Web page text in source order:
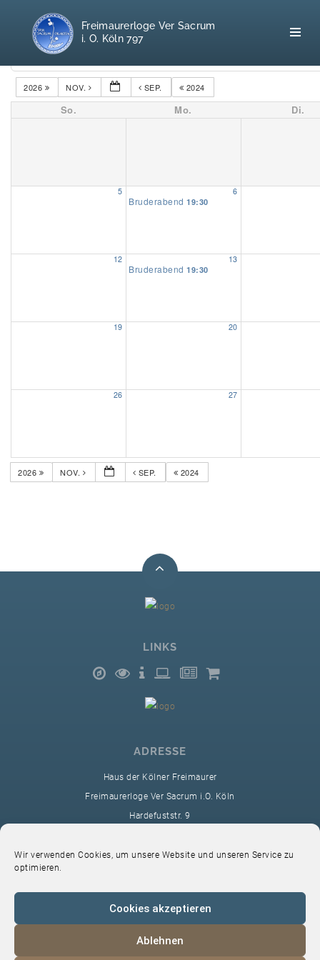
Wir verwenden Cookies, um unsere Website und unseren Service zu
optimieren.
Cookies akzeptieren
Ablehnen
Freimaurerloge Ver Sacrum
i. O. Köln 797
Kategorien
2024
SEP.
NOV.
2026
So. Mo. Di.
5 6
Bruderabend 19:30
12 13
Bruderabend 19:30
19 20
26 27
2024
SEP.
NOV.
2026
LINKS
ADRESSE
Haus der Kölner Freimaurer
Freimaurerloge Ver Sacrum i.O. Köln
Hardefuststr. 9
sekretariat@ver-sacrum.org
© 2024 Copyright Ver Sacrum